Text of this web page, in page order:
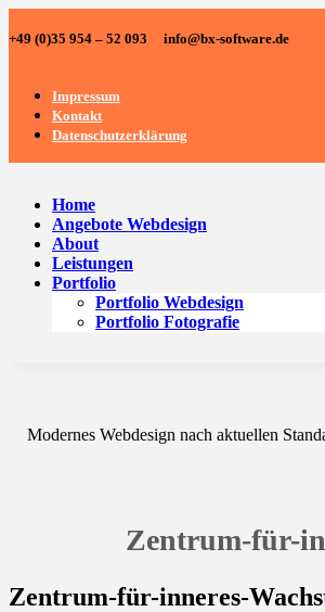
+49 (0)35 954 – 52 093 info@bx-software.de
Impressum
Kontakt
Datenschutzerklärung
Home
Angebote Webdesign
About
Leistungen
Portfolio
Portfolio Webdesign
Portfolio Fotografie
Modernes Webdesign nach aktuellen
Zentrum-für-
Zentrum-für-inneres-